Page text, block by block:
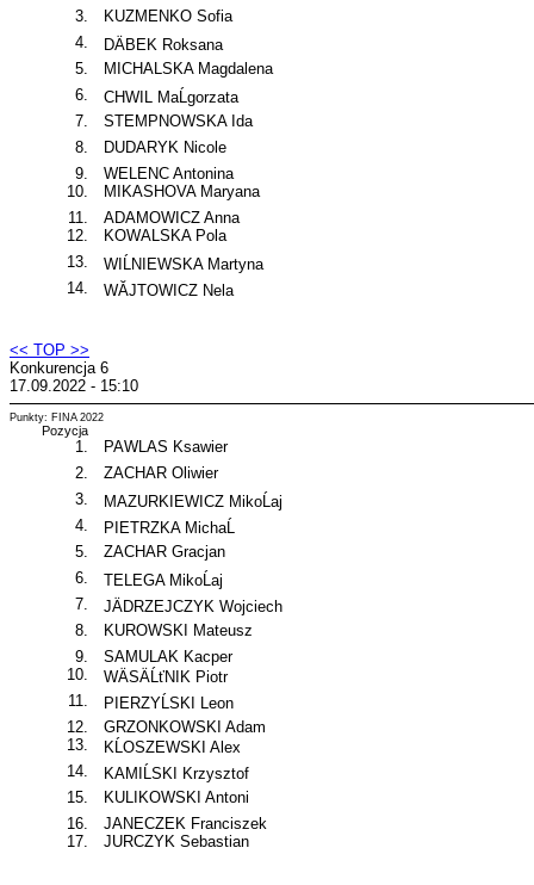
3.
KUZMENKO Sofia
4.
DÄBEK Roksana
5.
MICHALSKA Magdalena
6.
CHWIL MaĹgorzata
7.
STEMPNOWSKA Ida
8.
DUDARYK Nicole
9.
WELENC Antonina
10.
MIKASHOVA Maryana
11.
ADAMOWICZ Anna
12.
KOWALSKA Pola
13.
WIĹNIEWSKA Martyna
14.
WĂJTOWICZ Nela
<< TOP >>
Konkurencja 6
17.09.2022 - 15:10
Punkty: FINA 2022
Pozycja
1.
PAWLAS Ksawier
2.
ZACHAR Oliwier
3.
MAZURKIEWICZ MikoĹaj
4.
PIETRZKA MichaĹ
5.
ZACHAR Gracjan
6.
TELEGA MikoĹaj
7.
JÄDRZEJCZYK Wojciech
8.
KUROWSKI Mateusz
9.
SAMULAK Kacper
10.
WÄSÄĹťNIK Piotr
11.
PIERZYĹSKI Leon
12.
GRZONKOWSKI Adam
13.
KĹOSZEWSKI Alex
14.
KAMIĹSKI Krzysztof
15.
KULIKOWSKI Antoni
16.
JANECZEK Franciszek
17.
JURCZYK Sebastian